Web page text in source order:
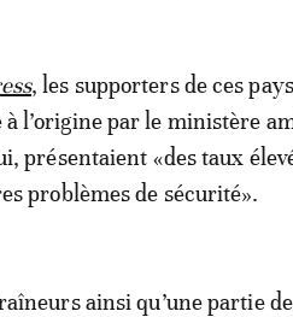
, les supporters de ces
à l’origine par le ministère
présentaient «des taux
problèmes de sécurité».
ainsi qu’une partie